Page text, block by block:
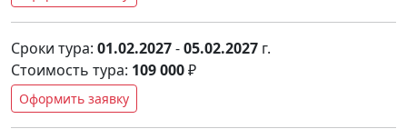
Сроки тура: 01.02.2027-05.02.2027 г.
Стоимость тура: 109 000₽
Оформить заявку